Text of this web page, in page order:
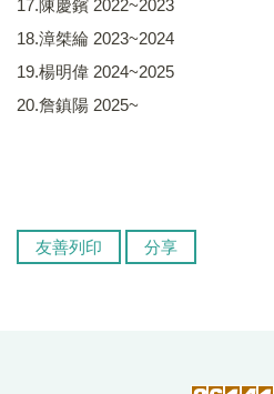
17.陳慶鑌 2022~2023
18.漳桀綸 2023~2024
19.楊明偉 2024~2025
20.詹鎮陽 2025~
友善列印 分享